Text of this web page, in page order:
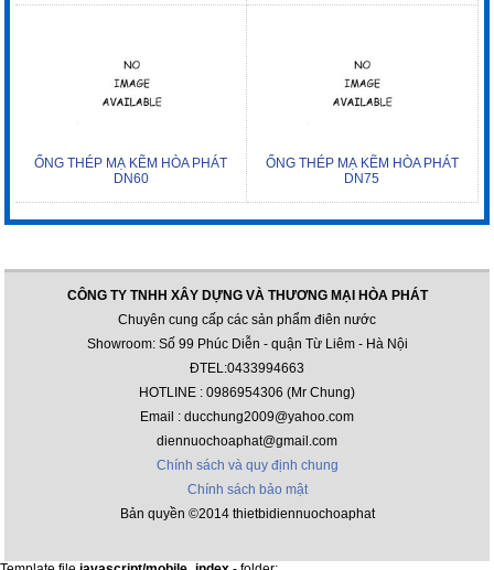
ỐNG THÉP MẠ KẼM HÒA PHÁT
DN60
ỐNG THÉP MẠ KẼM HÒA PHÁT
DN75
CÔNG TY TNHH XÂY DỰNG VÀ THƯƠNG MẠI HÒA PHÁT
Chuyên cung cấp các sản phẩm điên nước
Showroom: Số 99 Phúc Diễn - quận Từ Liêm - Hà Nội
ĐTEL:0433994663
HOTLINE : 0986954306 (Mr Chung)
Email : ducchung2009@yahoo.com
diennuochoaphat@gmail.com
Chính sách và quy định chung
Chính sách bảo mật
Bản quyền ©2014 thietbidiennuochoaphat